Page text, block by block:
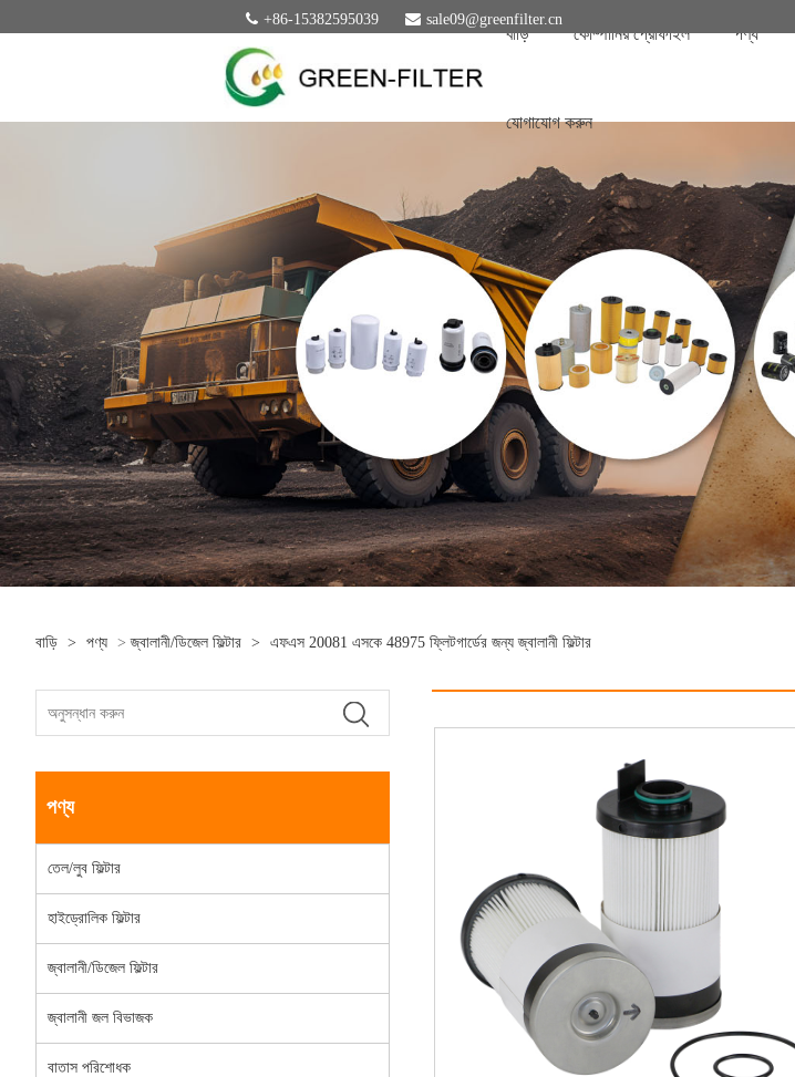
+86-15382595039 sale09@greenfilter.cn
বাড়ি কোম্পানির প্রোফাইল পণ্য
যোগাযোগ করুন
বাড়ি > পণ্য >জ্বালানী/ডিজেল ফিল্টার > এফএস 20081 এসকে 48975 ফ্লিটগার্ডের জন্য জ্বালানী ফিল্টার
পণ্য
তেল/লুব ফিল্টার
হাইড্রোলিক ফিল্টার
জ্বালানী/ডিজেল ফিল্টার
জ্বালানী জল বিভাজক
বাতাস পরিশোধক